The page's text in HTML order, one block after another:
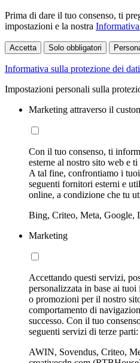
Prima di dare il tuo consenso, ti
impostazioni e la nostra
Accetta Solo obbligatori
Informativa sulla protezione dei dati
Impostazioni personali sulla
Marketing attraverso il
Con il tuo consenso, ti
esterne al nostro sito web e
A tal fine, confrontiamo i
seguenti fornitori esterni e
online, a condizione che tu
Bing, Criteo, Meta, Google,
Marketing
Accettando questi servizi,
personalizzata in base ai
o promozioni per il nostro
comportamento di
successo. Con il tuo
seguenti servizi di terze parti:
AWIN, Sovendus, Criteo,